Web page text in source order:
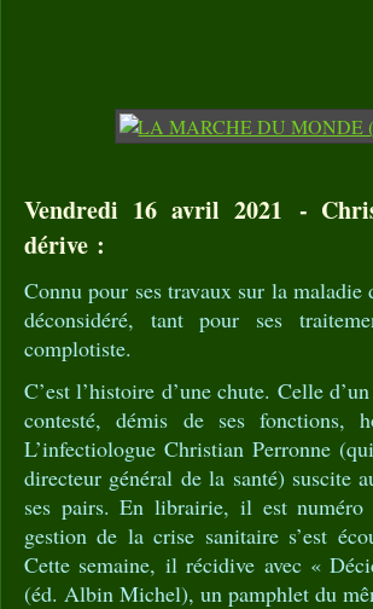
Vendredi 16 avril 2021 -
dérive :
Connu pour ses travaux sur la
déconsidéré, tant pour ses
complotiste.
C’est l’histoire d’une chute. Celle
contesté, démis de ses fonctions,
L’infectiologue Christian Perronne
directeur général de la santé) suscite
ses pairs. En librairie, il est
gestion de la crise sanitaire s’est
Cette semaine, il récidive avec «
(éd. Albin Michel), un pamphlet du